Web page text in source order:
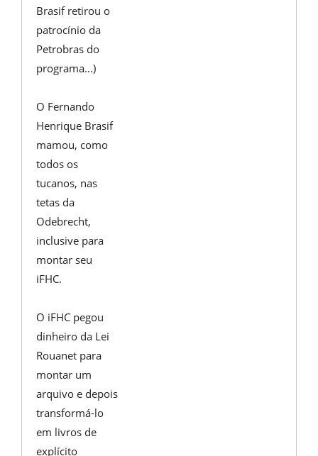
Brasif retirou o
patrocínio da
Petrobras do
programa...)
O Fernando
Henrique Brasif
mamou, como
todos os
tucanos, nas
tetas da
Odebrecht,
inclusive para
montar seu
iFHC.
O iFHC pegou
dinheiro da Lei
Rouanet para
montar um
arquivo e depois
transformá-lo
em livros de
explícito